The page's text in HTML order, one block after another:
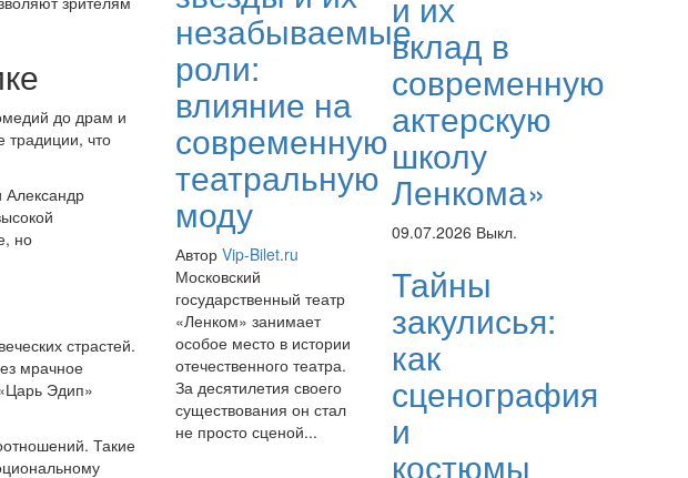
до драм и
традиции, что
Александр
но
страстей.
мрачное
Эдип»
Такие
незабываемые
роли:
влияние на
современную
театральную
моду
Автор Vip-Bilet.ru
Московский
государственный театр
«Ленком» занимает
особое место в истории
отечественного театра.
За десятилетия своего
существования он стал
не просто сценой...
вклад в
современную
актерскую
школу
Ленкома»
09.07.2026 Выкл.
Тайны
закулисья:
как
сценография
и
костюмы